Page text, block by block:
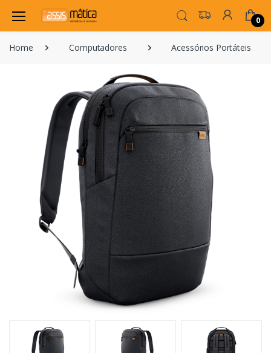
0
Home Computadores Acessórios Portáteis